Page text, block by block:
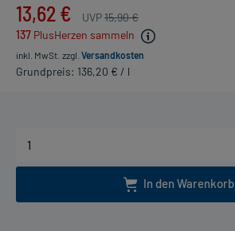
13,62 € UVP15,90 €
137 PlusHerzen sammeln
inkl. MwSt. zzgl. Versandkosten
Grundpreis: 136,20 € / l
In den Warenkorb